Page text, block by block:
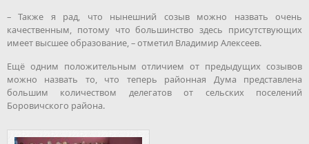
– Также я рад, что нынешний созыв можно назвать очень
качественным, потому что большинство здесь присутствующих
имеет высшее образование, – отметил Владимир Алексеев.
Ещё одним положительным отличием от предыдущих созывов
можно назвать то, что теперь районная Дума представлена
большим количеством делегатов от сельских поселений
Боровичского района.